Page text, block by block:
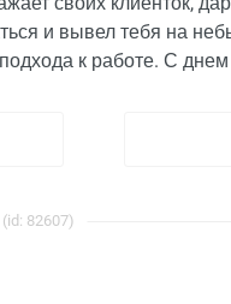
и вывел тебя на
к работе. С
82607)